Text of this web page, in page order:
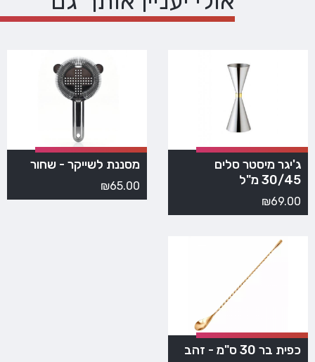
ג'יגר מיסטר סלים
30/45 מ"ל
₪69.00
מסננת לשייקר - שחור
₪65.00
כפית בר 30 ס"מ - זהב